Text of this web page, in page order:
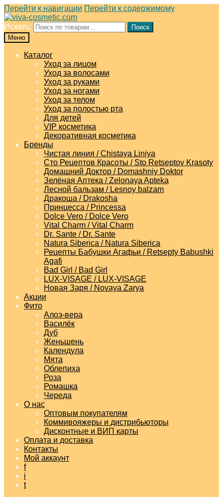
Перейти к навигации Перейти к содержимому
Искать:
Поиск
Меню
Каталог
Уход за лицом
Уход за волосами
Уход за руками
Уход за ногами
Уход за телом
Уход за полостью рта
Для детей
VIP косметика
Декоративная косметика
Бренды
Чистая линия / Chistaya Liniya
Сто Рецептов Красоты / Sto Retseptov Krasoty
Домашний Доктор / Domashniy Doktor
Зелёная Аптека / Zelonaya Apteka
Лесной бальзам / Lesnoy balzam
Дракоша / Drakosha
Принцесса / Princessa
Dolce Vero / Dolce Vero
Vital Charm / Vital Charm
Dr. Sante / Dr. Sante
Natura Siberica / Natura Siberica
Рецепты Бабушки Агафьи / Retsepty Babushki
Agafi
Bad Girl / Bad Girl
LUX-VISAGE / LUX-VISAGE
Новая Заря / Novaya Zarya
Акции
Фито
Алоэ-вера
Василёк
Дуб
Женьшень
Календула
Мята
Облепиха
Роза
Ромашка
Череда
О нас
Оптовым покупателям
Коммивояжеры и дистрибьюторы
Дисконтные и ВИП карты
Оплата и доставка
Контакты
Мой аккаунт
f
i
t